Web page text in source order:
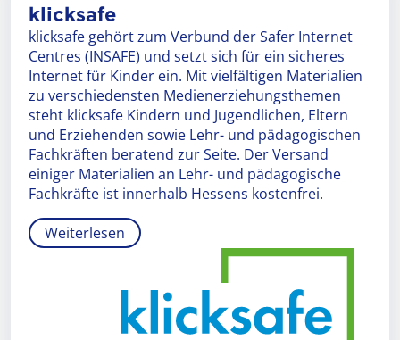
klicksafe
klicksafe gehört zum Verbund der Safer Internet
Centres (INSAFE) und setzt sich für ein sicheres
Internet für Kinder ein. Mit vielfältigen Materialien
zu verschiedensten Medienerziehungsthemen
steht klicksafe Kindern und Jugendlichen, Eltern
und Erziehenden sowie Lehr- und pädagogischen
Fachkräften beratend zur Seite. Der Versand
einiger Materialien an Lehr- und pädagogische
Fachkräfte ist innerhalb Hessens kostenfrei.
Weiterlesen